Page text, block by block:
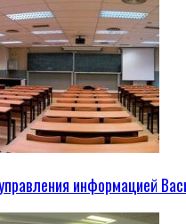
информацией